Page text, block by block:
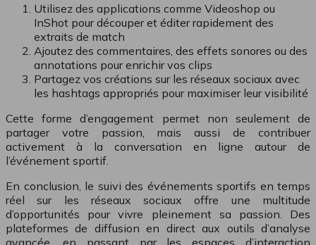
Utilisez des applications comme Videoshop ou
InShot pour découper et éditer rapidement des
extraits de match
Ajoutez des commentaires, des effets sonores ou des
annotations pour enrichir vos clips
Partagez vos créations sur les réseaux sociaux avec
les hashtags appropriés pour maximiser leur visibilité
Cette forme d’engagement permet non seulement de
partager votre passion, mais aussi de contribuer
activement à la conversation en ligne autour de
l’événement sportif.
En conclusion, le suivi des événements sportifs en temps
réel sur les réseaux sociaux offre une multitude
d’opportunités pour vivre pleinement sa passion. Des
plateformes de diffusion en direct aux outils d’analyse
avancée, en passant par les espaces d’interaction